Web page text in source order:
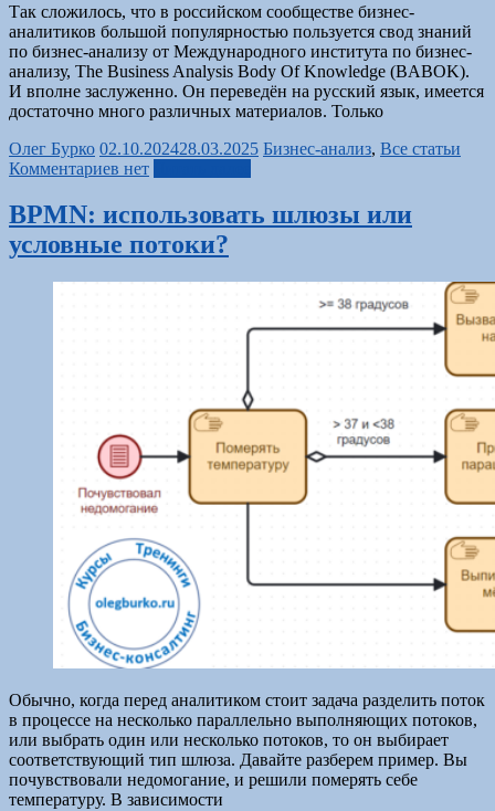
Так сложилось, что в российском сообществе бизнес-
аналитиков большой популярностью пользуется свод знаний
по бизнес-анализу от Международного института по бизнес-
анализу, The Business Analysis Body Of Knowledge (BABOK).
И вполне заслуженно. Он переведён на русский язык, имеется
достаточно много различных материалов. Только
Олег Бурко 02.10.202428.03.2025 Бизнес-анализ, Все статьи
Комментариев нет
BPMN: использовать шлюзы или
условные потоки?
Обычно, когда перед аналитиком стоит задача разделить поток
в процессе на несколько параллельно выполняющих потоков,
или выбрать один или несколько потоков, то он выбирает
соответствующий тип шлюза. Давайте разберем пример. Вы
почувствовали недомогание, и решили померять себе
температуру. В зависимости